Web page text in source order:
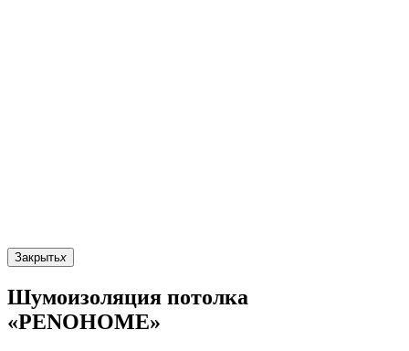
Закрытьx
Шумоизоляция потолка
«PENOHOME»